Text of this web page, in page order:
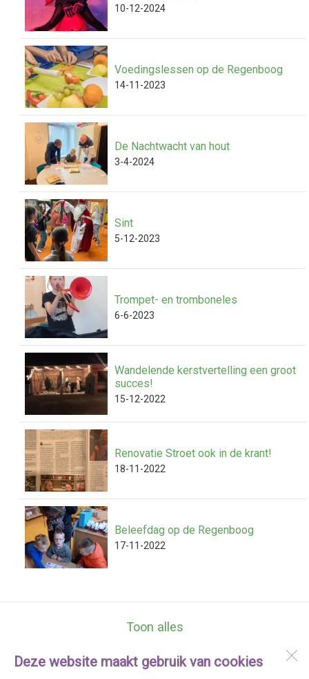
Deze website maakt gebruik van cookies
10-12-2024
Voedingslessen op de Regenboog
14-11-2023
De Nachtwacht van hout
3-4-2024
Sint
5-12-2023
Trompet- en tromboneles
6-6-2023
Wandelende kerstvertelling een groot
succes!
15-12-2022
Renovatie Stroet ook in de krant!
18-11-2022
Beleefdag op de Regenboog
17-11-2022
Toon alles